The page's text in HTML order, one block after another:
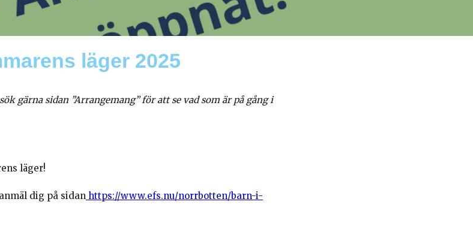
läger 2025
gärna sidan ”Arrangemang” för att se vad som är på gång i
läger!
dig på sidan https://www.efs.nu/norrbotten/barn-i-